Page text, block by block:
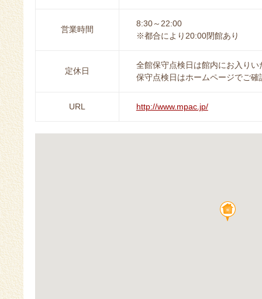
営業時間
8:30～22:00
※都合により20:00閉館あり
定休日
全館保守点検日は館内にお入り
保守点検日はホームページでご確
URL http://www.mpac.jp/